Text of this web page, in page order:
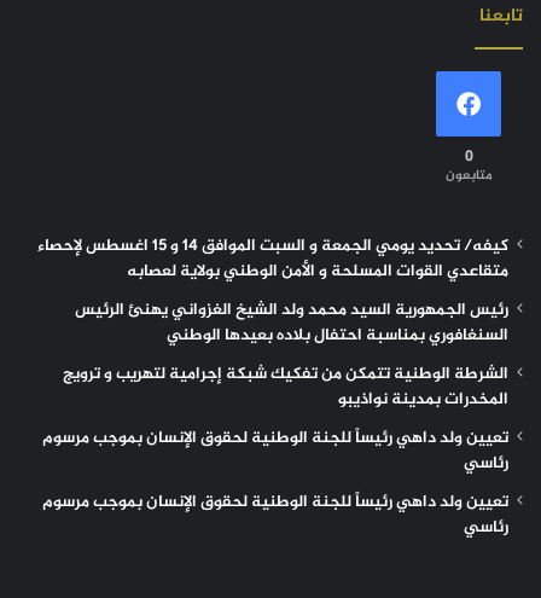
تابعنا
0
متابعون
كيفه/ تحديد يومي الجمعة و السبت الموافق 14 و 15 اغسطس لإحصاء
متقاعدي القوات المسلحة و الأمن الوطني بولاية لعصابه
رئيس الجمهورية السيد محمد ولد الشيخ الغزواني يهنئ الرئيس
السنغافوري بمناسبة احتفال بلاده بعيدها الوطني
الشرطة الوطنية تتمكن من تفكيك شبكة إجرامية لتهريب و ترويج
المخدرات بمدينة نواذيبو
تعيين ولد داهي رئيساً للجنة الوطنية لحقوق الإنسان بموجب مرسوم
رئاسي
تعيين ولد داهي رئيساً للجنة الوطنية لحقوق الإنسان بموجب مرسوم
رئاسي